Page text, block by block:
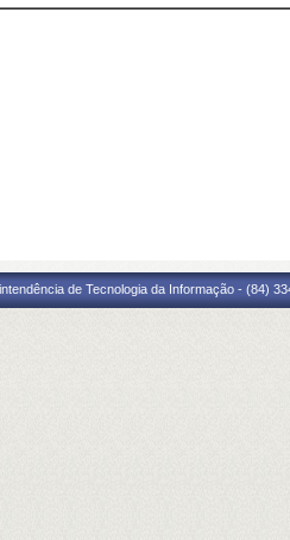
de Tecnologia da Informação - (84)